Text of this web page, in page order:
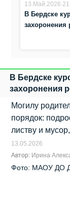
13.Май.2026
В Бердске
захоронения
В Бердске
захоронения
Могилу
порядок:
листву и
13.05.2026
Автор: Ирина
Фото: МАОУ ДО